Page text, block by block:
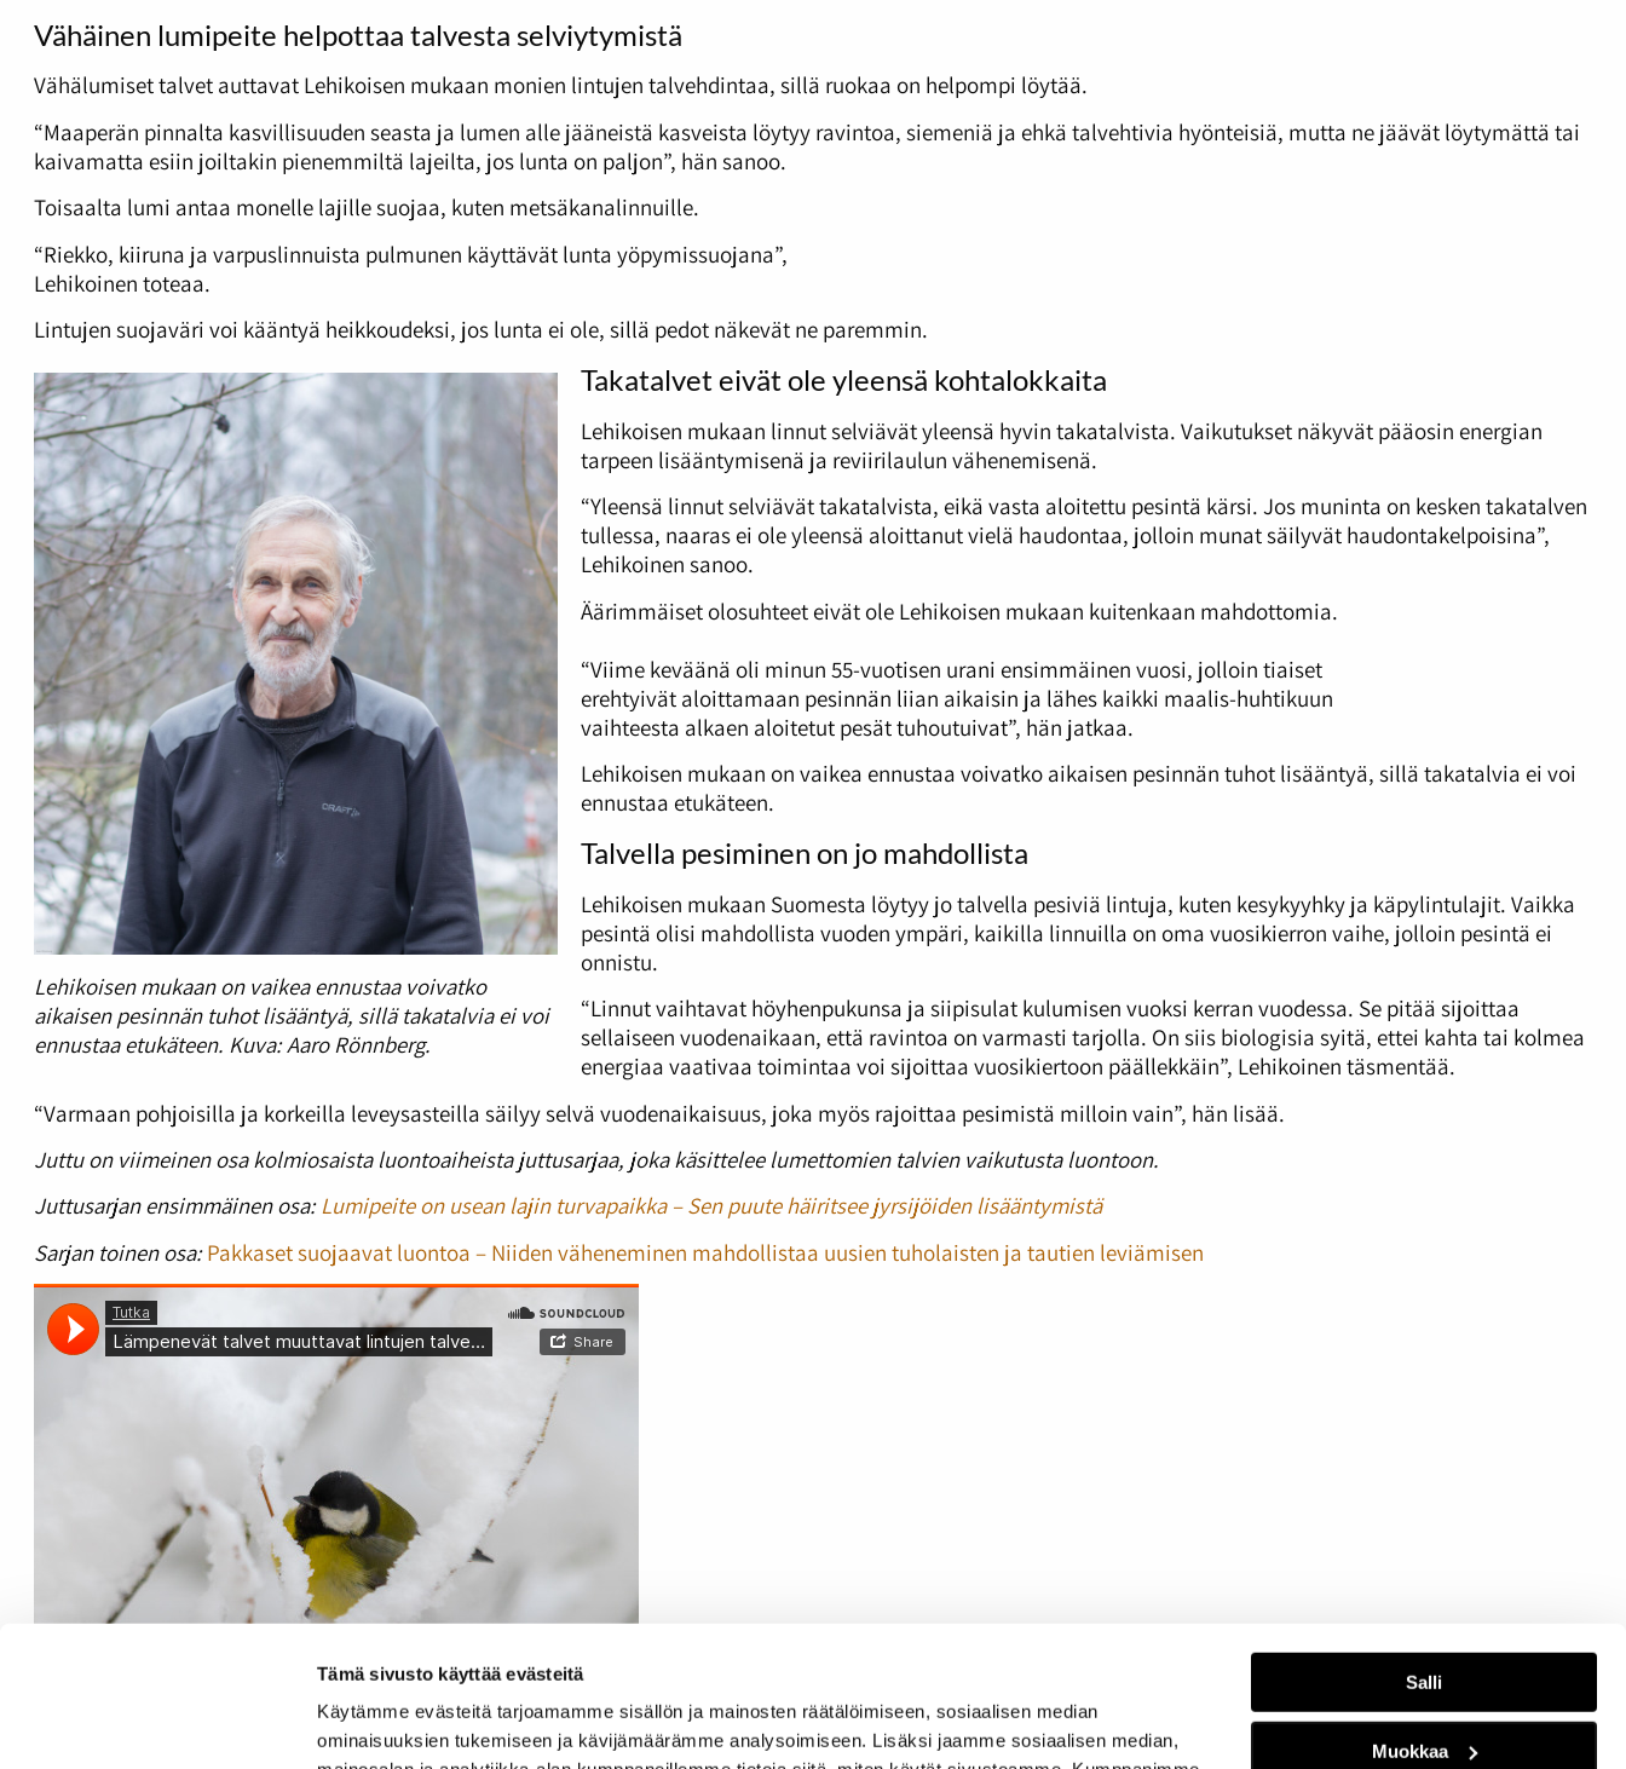
Tämä sivusto käyttää evästeitä
Käytämme evästeitä tarjoamamme sisällön ja mainosten räätälöimiseen, sosiaalisen median
ominaisuuksien tukemiseen ja kävijämäärämme analysoimiseen. Lisäksi jaamme sosiaalisen median,
Salli
Muokkaa
Vähäinen lumipeite helpottaa talvesta selviytymistä
Vähälumiset talvet auttavat Lehikoisen mukaan monien lintujen talvehdintaa, sillä ruokaa on helpompi löytää.
“Maaperän pinnalta kasvillisuuden seasta ja lumen alle jääneistä kasveista löytyy ravintoa, siemeniä ja ehkä talvehtivia hyönteisiä, mutta ne jäävät löytymättä tai
kaivamatta esiin joiltakin pienemmiltä lajeilta, jos lunta on paljon”, hän sanoo.
Toisaalta lumi antaa monelle lajille suojaa, kuten metsäkanalinnuille.
“Riekko, kiiruna ja varpuslinnuista pulmunen käyttävät lunta yöpymissuojana”,
Lehikoinen toteaa.
Lintujen suojaväri voi kääntyä heikkoudeksi, jos lunta ei ole, sillä pedot näkevät ne paremmin.
Lehikoisen mukaan on vaikea ennustaa voivatko
aikaisen pesinnän tuhot lisääntyä, sillä takatalvia ei voi
ennustaa etukäteen. Kuva: Aaro Rönnberg.
Takatalvet eivät ole yleensä kohtalokkaita
Lehikoisen mukaan linnut selviävät yleensä hyvin takatalvista. Vaikutukset näkyvät pääosin energian
tarpeen lisääntymisenä ja reviirilaulun vähenemisenä.
“Yleensä linnut selviävät takatalvista, eikä vasta aloitettu pesintä kärsi. Jos muninta on kesken takatalven
tullessa, naaras ei ole yleensä aloittanut vielä haudontaa, jolloin munat säilyvät haudontakelpoisina”,
Lehikoinen sanoo.
Äärimmäiset olosuhteet eivät ole Lehikoisen mukaan kuitenkaan mahdottomia.
“Viime keväänä oli minun 55-vuotisen urani ensimmäinen vuosi, jolloin tiaiset
erehtyivät aloittamaan pesinnän liian aikaisin ja lähes kaikki maalis-huhtikuun
vaihteesta alkaen aloitetut pesät tuhoutuivat”, hän jatkaa.
Lehikoisen mukaan on vaikea ennustaa voivatko aikaisen pesinnän tuhot lisääntyä, sillä takatalvia ei voi
ennustaa etukäteen.
Talvella pesiminen on jo mahdollista
Lehikoisen mukaan Suomesta löytyy jo talvella pesiviä lintuja, kuten kesykyyhky ja käpylintulajit. Vaikka
pesintä olisi mahdollista vuoden ympäri, kaikilla linnuilla on oma vuosikierron vaihe, jolloin pesintä ei
onnistu.
“Linnut vaihtavat höyhenpukunsa ja siipisulat kulumisen vuoksi kerran vuodessa. Se pitää sijoittaa
sellaiseen vuodenaikaan, että ravintoa on varmasti tarjolla. On siis biologisia syitä, ettei kahta tai kolmea
energiaa vaativaa toimintaa voi sijoittaa vuosikiertoon päällekkäin”, Lehikoinen täsmentää.
“Varmaan pohjoisilla ja korkeilla leveysasteilla säilyy selvä vuodenaikaisuus, joka myös rajoittaa pesimistä milloin vain”, hän lisää.
Juttu on viimeinen osa kolmiosaista luontoaiheista juttusarjaa, joka käsittelee lumettomien talvien vaikutusta luontoon.
Juttusarjan ensimmäinen osa:Lumipeite on usean lajin turvapaikka – Sen puute häiritsee jyrsijöiden lisääntymistä
Sarjan toinen osa:Pakkaset suojaavat luontoa – Niiden väheneminen mahdollistaa uusien tuholaisten ja tautien leviämisen